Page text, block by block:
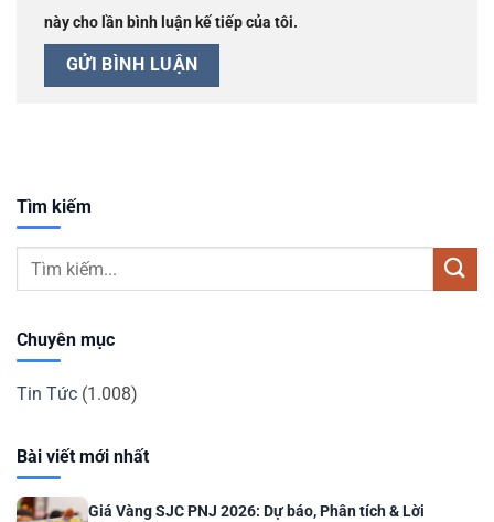
này cho lần bình luận kế tiếp của tôi.
Tìm kiếm
Chuyên mục
Tin Tức (1.008)
Bài viết mới nhất
Giá Vàng SJC PNJ 2026: Dự báo, Phân tích & Lời